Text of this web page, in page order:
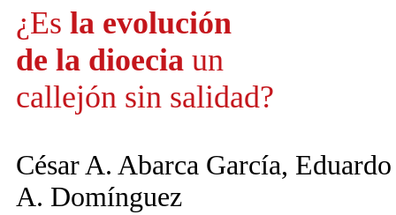
¿Es la evolución
de la dioecia un
callejón sin salidad?
César A. Abarca García,
A. Domínguez